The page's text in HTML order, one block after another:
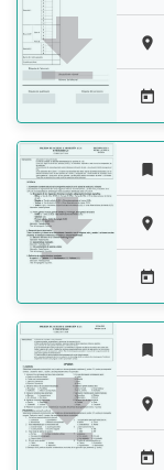
 








